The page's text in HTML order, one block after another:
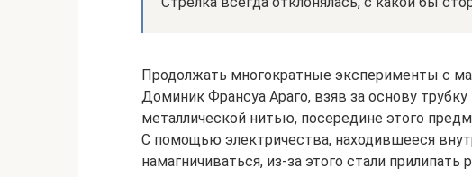
Продолжать многократные эксперименты с
Доминик Франсуа Араго, взяв за основу
металлической нитью, посередине этого
С помощью электричества, находившееся
намагничиваться, из-за этого стали